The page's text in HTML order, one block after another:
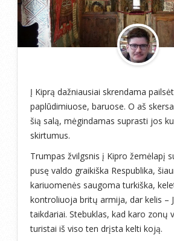
Į Kiprą dažniausiai skrendama
paplūdimiuose, baruose. O aš
šią salą, mėgindamas suprasti jos
skirtumus.
Trumpas žvilgsnis į Kipro žemėlapį
pusę valdo graikiška Respublika,
kariuomenės saugoma turkiška,
kontroliuoja britų armija, dar kelis –
taikdariai. Stebuklas, kad karo zonų
turistai iš viso ten drįsta kelti koją.